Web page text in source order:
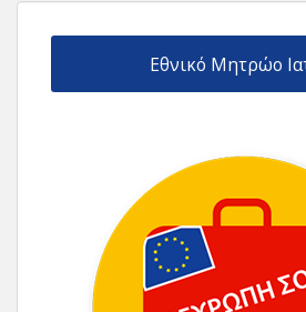
Εθνικό Μητρώο